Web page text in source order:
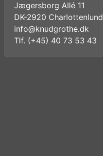
Jægersborg Allé 11
DK-2920 Charlottenlund
info@knudgrothe.dk
Tlf. (+45) 40 73 53 43